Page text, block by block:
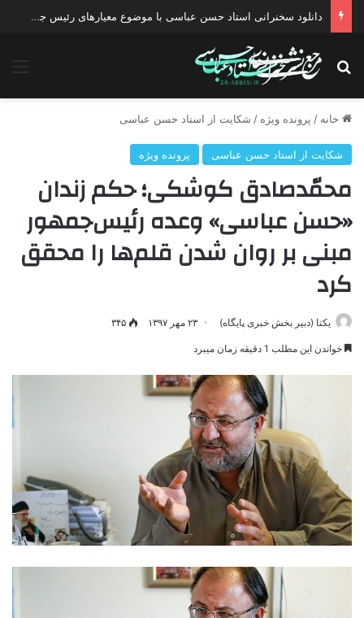
دانلود سخنرانی استاد حسن عباسی با موضوع معیارهای رئیس جمهور مطلوب مبتنی بر حرکت تمدنی انقلاب
جستجو برای
خانه / پرونده ویژه / شکایت از استاد حسن عباسی
شکایت از استاد حسن عباسی پرونده ویژه
محمّدصادق کوشکی؛ حکم زندان
«حسن عباسی» وعده‌ رئیس‌جمهور
مبنی بر روان شدن قلم‌ها را محقق
کرد
یکتا (دبیر بخش خبری پایگاه) ۲۳ مهر ۱۳۹۷ ۳۴۵
خواندن این مطلب 1 دقیقه زمان میبرد